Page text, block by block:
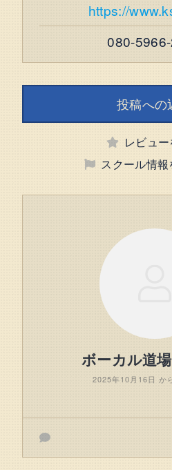
https://
080-
投稿への
レビュー
スクール情
ボーカル道
2025年10月16日 か